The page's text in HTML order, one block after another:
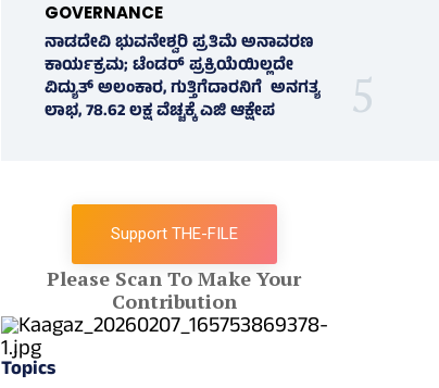
GOVERNANCE
ನಾಡದೇವಿ ಭುವನೇಶ್ವರಿ ಪ್ರತಿಮೆ ಅನಾವರಣ
ಕಾರ್ಯಕ್ರಮ; ಟೆಂಡರ್ ಪ್ರಕ್ರಿಯೆಯಿಲ್ಲದೇ
ವಿದ್ಯುತ್‌ ಅಲಂಕಾರ, ಗುತ್ತಿಗೆದಾರನಿಗೆ ಅನಗತ್ಯ
ಲಾಭ, 78.62 ಲಕ್ಷ ವೆಚ್ಚಕ್ಕೆ ಎಜಿ ಆಕ್ಷೇಪ
Support THE-FILE
Please Scan To Make Your
Contribution
Topics